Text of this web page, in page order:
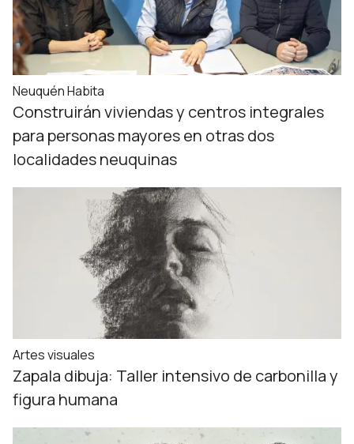
Neuquén Habita
Construirán viviendas y centros integrales
para personas mayores en otras dos
localidades neuquinas
Artes visuales
Zapala dibuja: Taller intensivo de carbonilla y
figura humana